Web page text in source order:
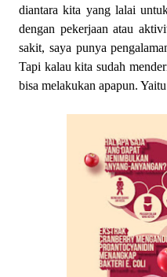
diantara kita yang lalai
dengan pekerjaan atau
sakit, saya punya
Tapi kalau kita sudah
bisa melakukan apapun.